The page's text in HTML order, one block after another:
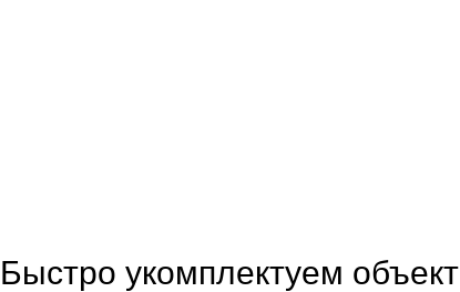
Быстро укомплектуем объект